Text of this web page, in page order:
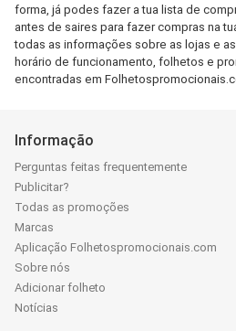
forma, já podes fazer a tua lista de
antes de saires para fazer compras na
todas as informações sobre as lojas e
horário de funcionamento, folhetos e
encontradas em
Informação
Perguntas feitas frequentemente
Publicitar?
Todas as promoções
Marcas
Aplicação Folhetospromocionais.com
Sobre nós
Adicionar folheto
Notícias